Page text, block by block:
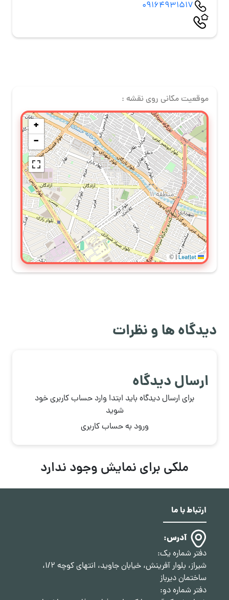
09164931517
موقعیت مکانی روی نقشه :
+
−
|
©
دیدگاه ها و نظرات
ارسال دیدگاه
برای ارسال دیدگاه باید ابتدا وارد حساب کاربری خود
شوید
ورود به حساب کاربری
ملکی برای نمایش وجود ندارد
ارتباط با ما
آدرس:
دفتر شماره یک:
شیراز، بلوار آفرینش، خیابان جاوید، انتهای کوچه 1/2،
ساختمان دیرباز
دفتر شماره دو: